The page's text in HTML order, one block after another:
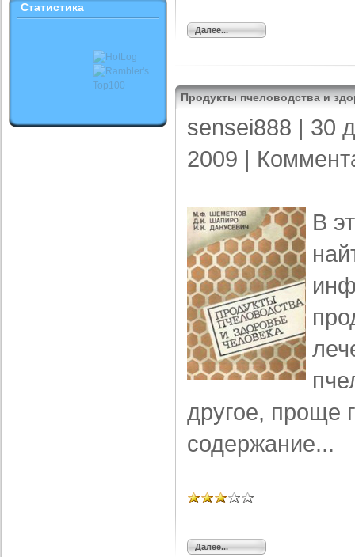
Статистика
Далее...
Продукты пчеловодства и
sensei888 | 30
2009 |
В
другое, проще
содержание...
Далее...